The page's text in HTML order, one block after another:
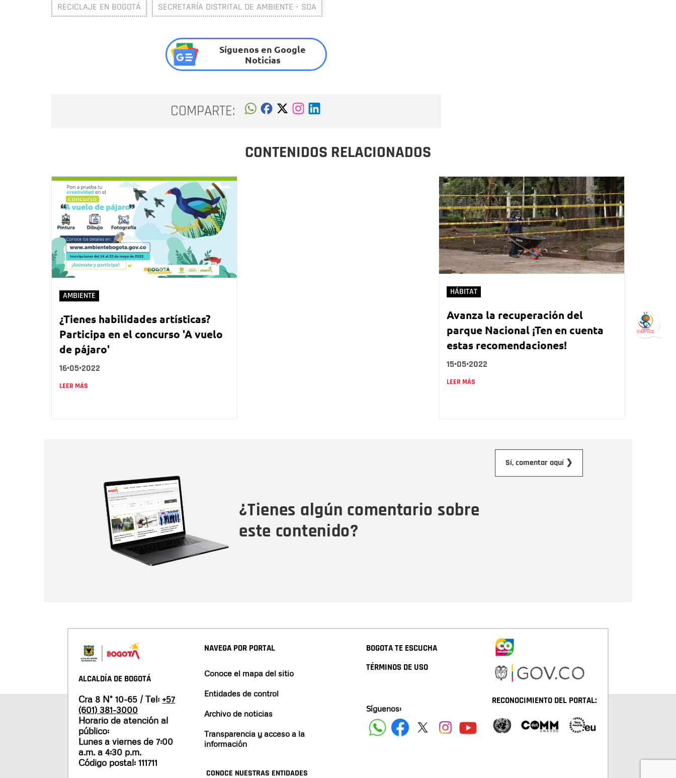
RECICLAJE EN BOGOTÁ SECRETARÍA DISTRITAL DE AMBIENTE - SDA
Síguenos en Google
Noticias
COMPARTE:
CONTENIDOS RELACIONADOS
AMBIENTE
¿Tienes habilidades artísticas?
Participa en el concurso 'A vuelo
de pájaro'
16•05•2022
LEER MÁS
HÁBITAT
Avanza la recuperación del
parque Nacional ¡Ten en cuenta
estas recomendaciones!
15•05•2022
LEER MÁS
¿Tienes algún comentario sobre
este contenido?
Sí, comentar aquí ❯
ALCALDÍA DE BOGOTÁ
Cra 8 N° 10-65 / Tel: +57
(601) 381-3000
Horario de atención al
público:
Lunes a viernes de 7:00
a.m. a 4:30 p.m.
Código postal: 111711
NAVEGA POR PORTAL
Conoce el mapa del sitio
Entidades de control
Archivo de noticias
Transparencia y acceso a la
información
CONOCE NUESTRAS ENTIDADES
BOGOTA TE ESCUCHA
TÉRMINOS DE USO
Síguenos:
RECONOCIMIENTO DEL PORTAL: